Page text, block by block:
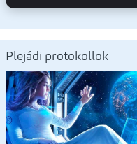
Plejádi protokollok